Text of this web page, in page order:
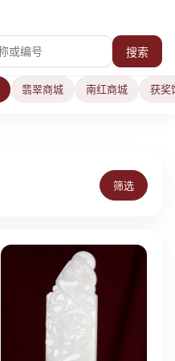
搜索
翡翠商城 南红商城 获奖
筛选